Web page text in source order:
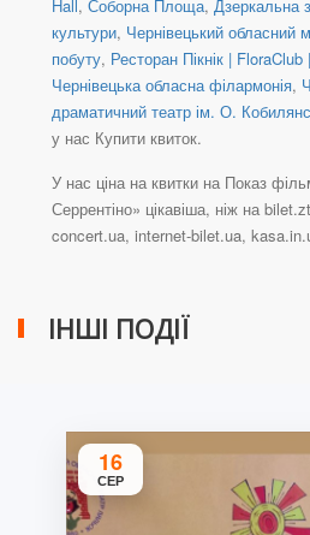
Hall , Соборна Площа, Дзеркальна
культури, Чернівецький обласний
побуту, Ресторан Пікнік |
Чернівецька обласна філармонія,
драматичний театр ім. О.
у нас Купити квиток.
У нас ціна на квитки на Показ
Серрентіно» цікавіша, ніж на
concert.ua, internet-bilet.ua,
ІНШІ ПОДІЇ
16
СЕР